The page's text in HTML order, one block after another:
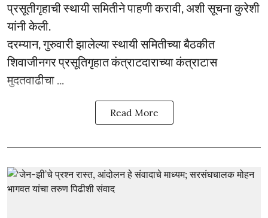
प्रसूतीगृहाची स्थायी समितीने पाहणी करावी, अशी सूचना कुरेशी
यांनी केली.
दरम्यान, गुरुवारी झालेल्या स्थायी समितीच्या बैठकीत
शिवाजीनगर प्रसूतिगृहात कंत्राटदाराच्या कंत्राटास
मुदतवाढीचा ...
Read More